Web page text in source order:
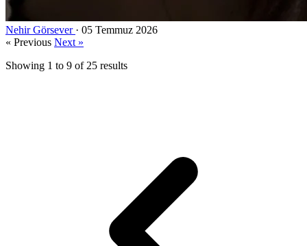
Nehir Görsever · 05 Temmuz 2026
« Previous Next »
Showing 1 to 9 of 25 results